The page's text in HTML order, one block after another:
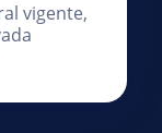
vigente,